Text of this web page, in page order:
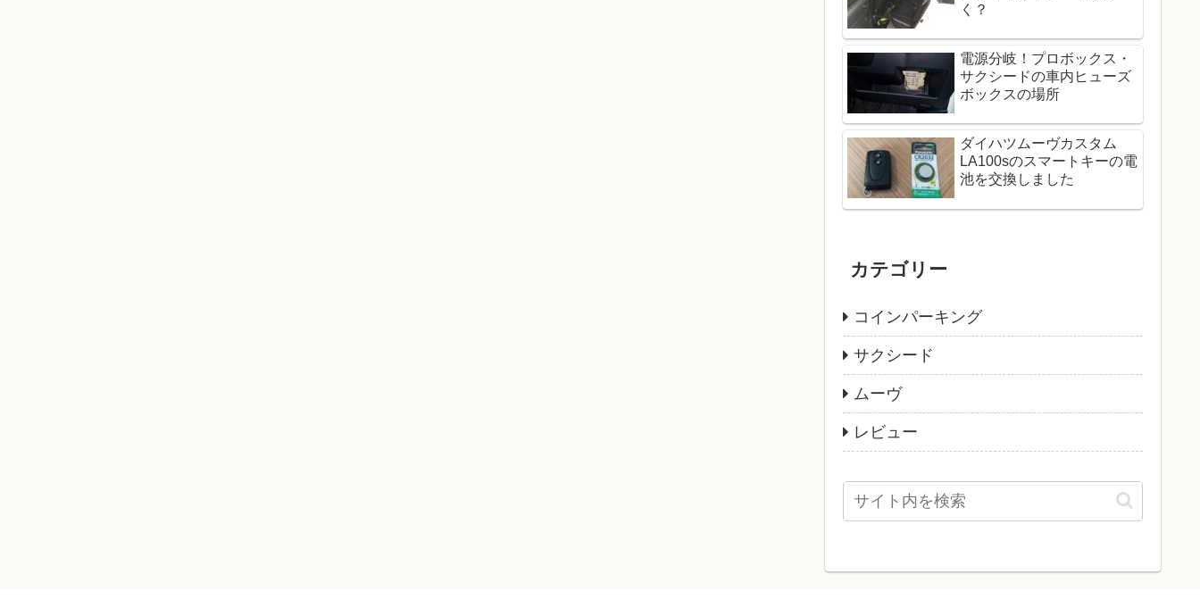
く？
電源分岐！プロボックス・
サクシードの車内ヒューズ
ボックスの場所
ダイハツムーヴカスタム
LA100sのスマートキーの電
池を交換しました
カテゴリー
コインパーキング
サクシード
ムーヴ
レビュー